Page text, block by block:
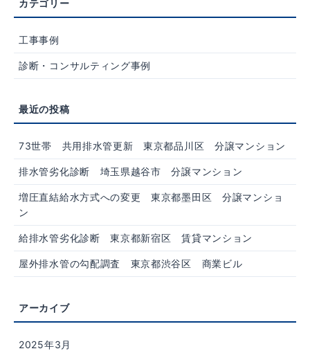
工事事例
診断・コンサルティング事例
73世帯 共用排水管更新 東京都品川区 分譲マンション
排水管劣化診断 埼玉県越谷市 分譲マンション
増圧直結給水方式への変更 東京都墨田区 分譲マンショ
ン
給排水管劣化診断 東京都新宿区 賃貸マンション
屋外排水管の勾配調査 東京都渋谷区 商業ビル
2025年3月